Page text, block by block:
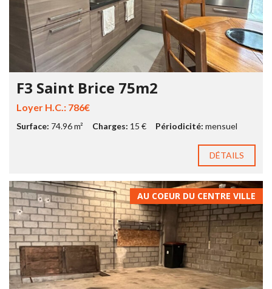
F3 Saint Brice 75m2
Loyer H.C.: 786€
Surface: 74.96 m² Charges: 15 € Périodicité: mensuel
DÉTAILS
AU COEUR DU CENTRE VILLE